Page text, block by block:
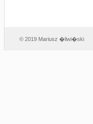
© 2019 Mariusz �liwi�ski